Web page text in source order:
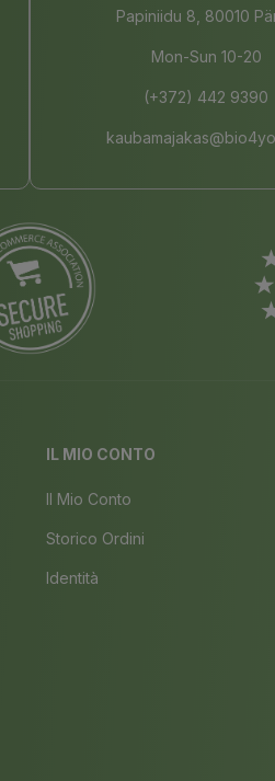
Papiniidu 8, 80010
Mon-Sun 10-20
(+372) 442 9390
IL MIO CONTO
Il Mio Conto
Storico Ordini
Identità